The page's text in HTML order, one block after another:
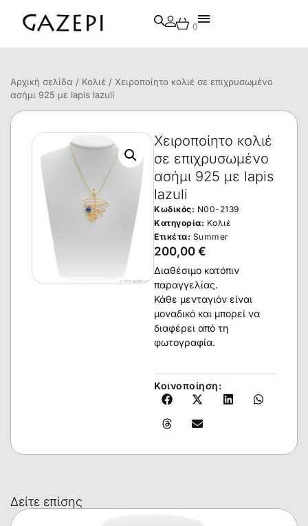
0
Αρχική σελίδα / Κολιέ / Χειροποίητο κολιέ σε επιχρυσωμένο
ασήμι 925 με lapis lazuli
Χειροποίητο κολιέ
σε επιχρυσωμένο
ασήμι 925 με lapis
lazuli
Κωδικός: N00-2139
Κατηγορία: Κολιέ
Ετικέτα: Summer
200,00 €
Διαθέσιμο κατόπιν
παραγγελίας.
Κάθε μενταγιόν είναι
μοναδικό και μπορεί να
διαφέρει από τη
φωτογραφία.
Κοινοποίηση:
Δείτε επίσης